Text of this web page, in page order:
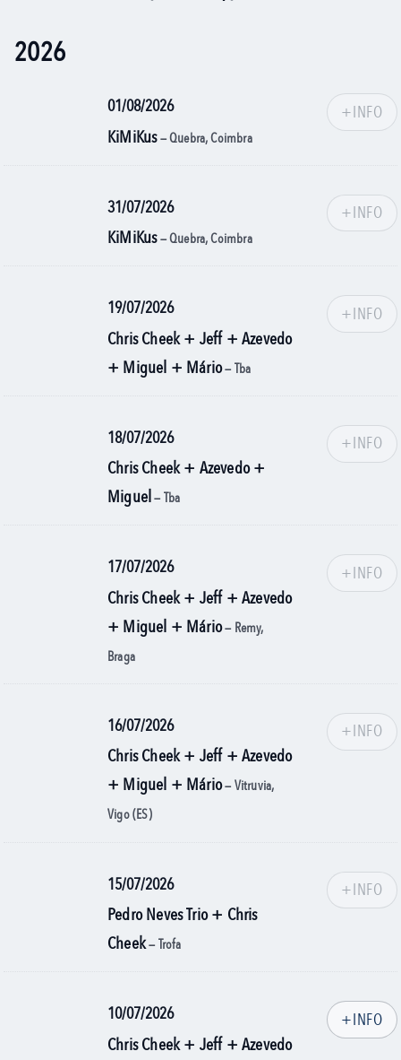
2026
01/08/2026
KiMiKus— Quebra, Coimbra
+INFO
31/07/2026
KiMiKus— Quebra, Coimbra
+INFO
19/07/2026
Chris Cheek + Jeff + Azevedo
+ Miguel + Mário— Tba
+INFO
18/07/2026
Chris Cheek + Azevedo +
Miguel— Tba
+INFO
17/07/2026
Chris Cheek + Jeff + Azevedo
+ Miguel + Mário— Remy,
Braga
+INFO
16/07/2026
Chris Cheek + Jeff + Azevedo
+ Miguel + Mário— Vitruvia,
Vigo (ES)
+INFO
15/07/2026
Pedro Neves Trio + Chris
Cheek— Trofa
+INFO
10/07/2026
Chris Cheek + Jeff + Azevedo
+INFO